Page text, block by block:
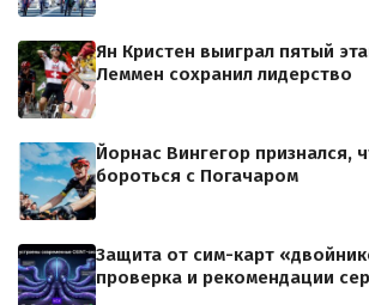
Ян Кристен выиграл пятый
Леммен сохранил лидерство
Йорнас Вингегор признался,
бороться с Погачаром
Защита от сим-карт
проверка и рекомендации